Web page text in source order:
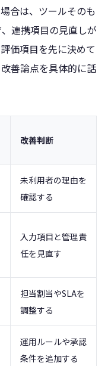
合は、ツールそのも
連携項目の見直しが
価項目を先に決めて
善論点を具体的に話
改善判断
未利用者の理由を
確認する
入力項目と管理責
任を見直す
担当割当やSLAを
調整する
運用ルールや承認
条件を追加する